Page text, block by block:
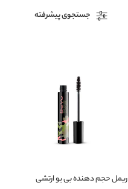
جستجوی پیشرفته
ریمل حجم دهنده بی یو ارتشی